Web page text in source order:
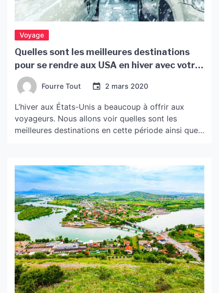
Voyage
Quelles sont les meilleures destinations
pour se rendre aux USA en hiver avec votre
ESTA ?
Fourre Tout 2 mars 2020
L’hiver aux États-Unis a beaucoup à offrir aux
voyageurs. Nous allons voir quelles sont les
meilleures destinations en cette période ainsi que
préférées des voyageurs de tous les coins du
globe. La nature, la nourriture, le patrimoine et la
culture, […]